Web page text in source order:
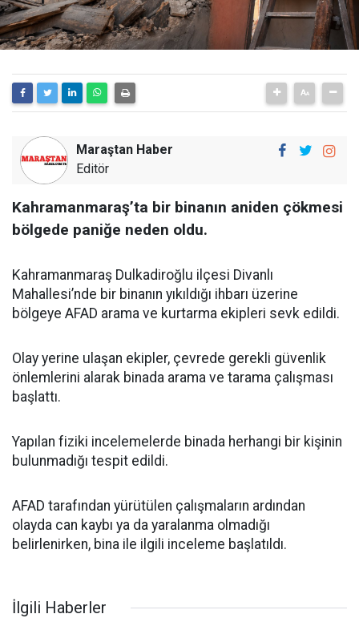
Maraştan Haber
Editör
Kahramanmaraş’ta bir binanın aniden çökmesi
bölgede paniğe neden oldu.
Kahramanmaraş Dulkadiroğlu ilçesi Divanlı
Mahallesi’nde bir binanın yıkıldığı ihbarı üzerine
bölgeye AFAD arama ve kurtarma ekipleri sevk edildi.
Olay yerine ulaşan ekipler, çevrede gerekli güvenlik
önlemlerini alarak binada arama ve tarama çalışması
başlattı.
Yapılan fiziki incelemelerde binada herhangi bir kişinin
bulunmadığı tespit edildi.
AFAD tarafından yürütülen çalışmaların ardından
olayda can kaybı ya da yaralanma olmadığı
belirlenirken, bina ile ilgili inceleme başlatıldı.
İlgili Haberler